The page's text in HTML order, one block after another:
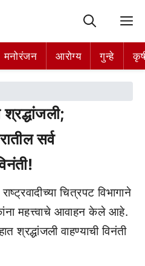
मनोरंजन आरोग्य गुन्हे
सर्व
चित्रपट विभागाने
महत्त्वाचे आवाहन केले आहे.
श्रद्धांजली वाहण्याची विनंती